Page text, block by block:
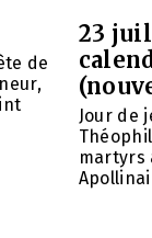
de
23
Jour de
martyrs